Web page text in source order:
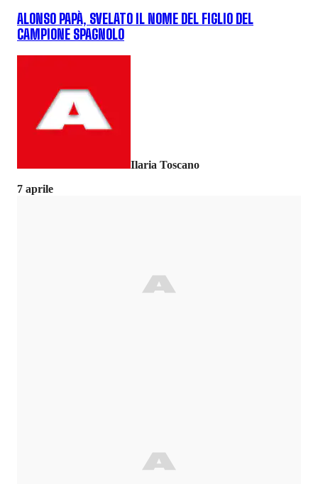
ALONSO PAPÀ, SVELATO IL NOME DEL FIGLIO DEL
CAMPIONE SPAGNOLO
Ilaria Toscano
7 aprile